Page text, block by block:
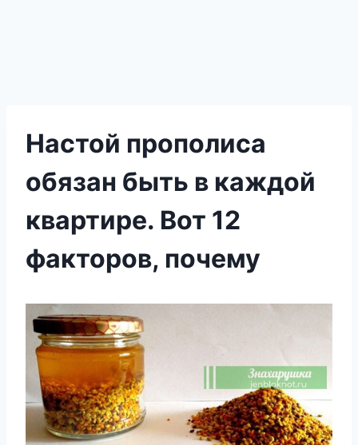
Настой прополиса
обязан быть в каждой
квартире. Вот 12
факторов, почему